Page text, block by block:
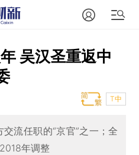
吴汉圣重返中
T中
流任职的“京官”之一；全
年调整